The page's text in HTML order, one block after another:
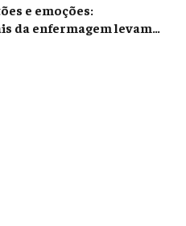
e emoções:
da enfermagem levam
ao palco em Campos